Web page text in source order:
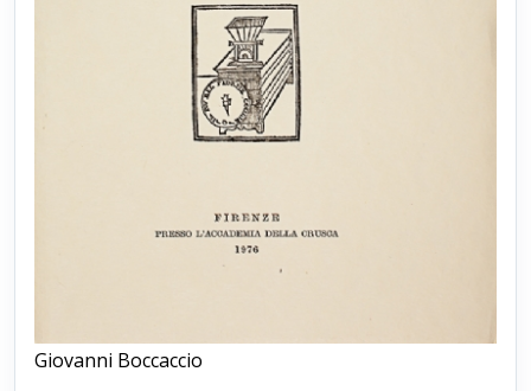
Giovanni Boccaccio